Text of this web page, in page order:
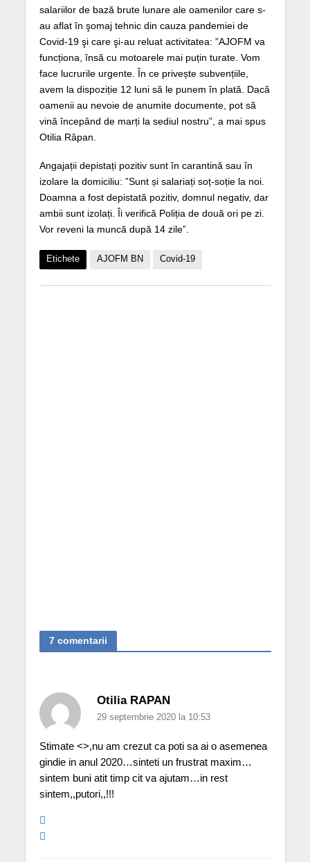
salariilor de bază brute lunare ale oamenilor care s-
au aflat în şomaj tehnic din cauza pandemiei de
Covid-19 şi care şi-au reluat activitatea: ”AJOFM va
funcționa, însă cu motoarele mai puțin turate. Vom
face lucrurile urgente. În ce privește subvențiile,
avem la dispoziție 12 luni să le punem în plată. Dacă
oamenii au nevoie de anumite documente, pot să
vină începând de marți la sediul nostru”, a mai spus
Otilia Râpan.
Angajații depistați pozitiv sunt în carantină sau în
izolare la domiciliu: ”Sunt și salariați soț-soție la noi.
Doamna a fost depistată pozitiv, domnul negativ, dar
ambii sunt izolați. Îi verifică Poliția de două ori pe zi.
Vor reveni la muncă după 14 zile”.
Etichete AJOFM BN Covid-19
7 comentarii
Otilia RAPAN
29 septembrie 2020 la 10:53
Stimate <>,nu am crezut ca poti sa ai o asemenea
gindie in anul 2020…sinteti un frustrat maxim…
sintem buni atit timp cit va ajutam…in rest
sintem,,putori,,!!!